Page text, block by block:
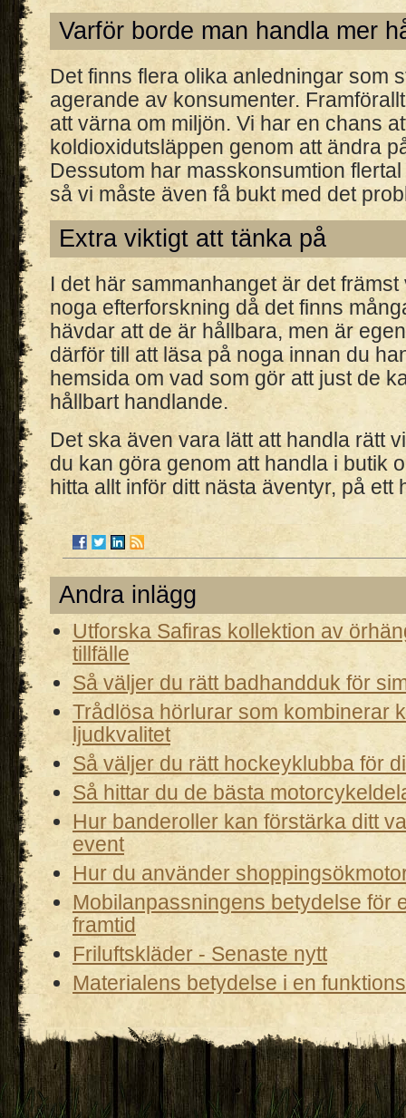
Varför borde man handla mer
Det finns flera olika anledningar som
agerande av konsumenter.
att värna om miljön. Vi har en chans
koldioxidutsläppen genom att ändra
Dessutom har masskonsumtion
så vi måste även få bukt med det
Extra viktigt att tänka på
I det här sammanhanget är det
noga efterforskning då det finns
hävdar att de är hållbara, men är
därför till att läsa på noga innan du
hemsida om vad som gör att just de
hållbart handlande.
Det ska även vara lätt att handla rätt
du kan göra genom att handla i butik
hitta allt inför ditt nästa äventyr, på ett
Andra inlägg
Utforska Safiras kollektion av
tillfälle
Så väljer du rätt badhandduk för
Trådlösa hörlurar som kombinerar
ljudkvalitet
Så väljer du rätt hockeyklubba för
Så hittar du de bästa
Hur banderoller kan förstärka ditt
event
Hur du använder
Mobilanpassningens betydelse för
framtid
Friluftskläder - Senaste nytt
Materialens betydelse i en